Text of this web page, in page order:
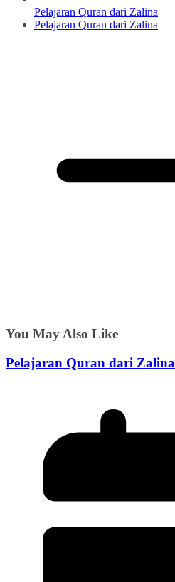
Pelajaran Quran dari Zalina
Pelajaran Quran dari Zalina
You May Also Like
Pelajaran Quran dari Zalina